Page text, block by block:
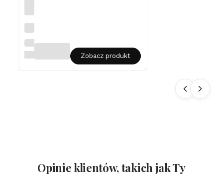
a
w
eb
rn
y
na
LIAN
Zobacz produkt
Opinie klientów, takich jak Ty